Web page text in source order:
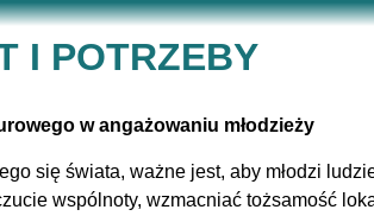
I POTRZEBY
w angażowaniu młodzieży
się świata, ważne jest, aby młodzi
wspólnoty, wzmacniać tożsamość